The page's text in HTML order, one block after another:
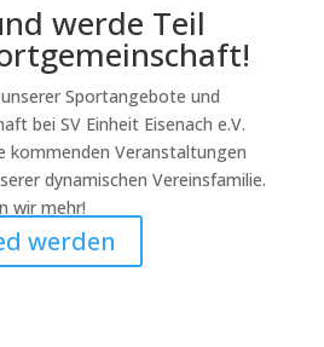
werde Teil
Sportangebote und
bei SV Einheit Eisenach e.V.
kommenden Veranstaltungen
dynamischen Vereinsfamilie.
wir mehr!
werden